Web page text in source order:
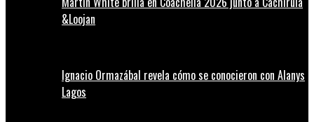
&Loojan
Ignacio Ormazábal revela cómo se conocieron con Alanys
Lagos